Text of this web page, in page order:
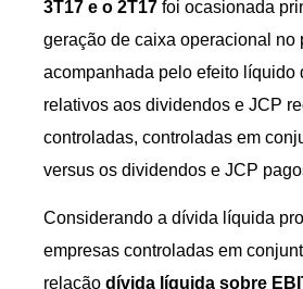
3T17 e o 2T17 foi ocasionada
geração de caixa operacional no
acompanhada pelo efeito líquido
relativos aos dividendos e JCP
controladas, controladas em
versus os dividendos e JCP
Considerando a dívida líquida
empresas controladas em
relação dívida líquida sobre